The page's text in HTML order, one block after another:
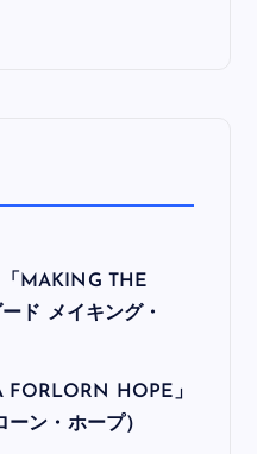
MAKING THE
ド メイキング・
FORLORN HOPE」
ーン・ホープ）